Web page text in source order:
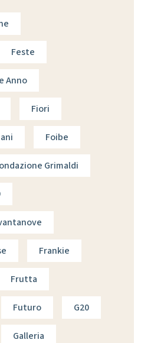
Feste
Anno
Fiori
Foibe
Grimaldi
Frankie
Frutta
Futuro G20
Galleria